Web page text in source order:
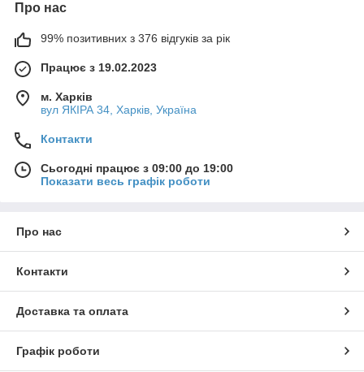
Про нас
99% позитивних з 376 відгуків за рік
Працює з 19.02.2023
м. Харків
вул ЯКІРА 34, Харків, Україна
Контакти
Сьогодні працює з 09:00 до 19:00
Показати весь графік роботи
Про нас
Контакти
Доставка та оплата
Графік роботи